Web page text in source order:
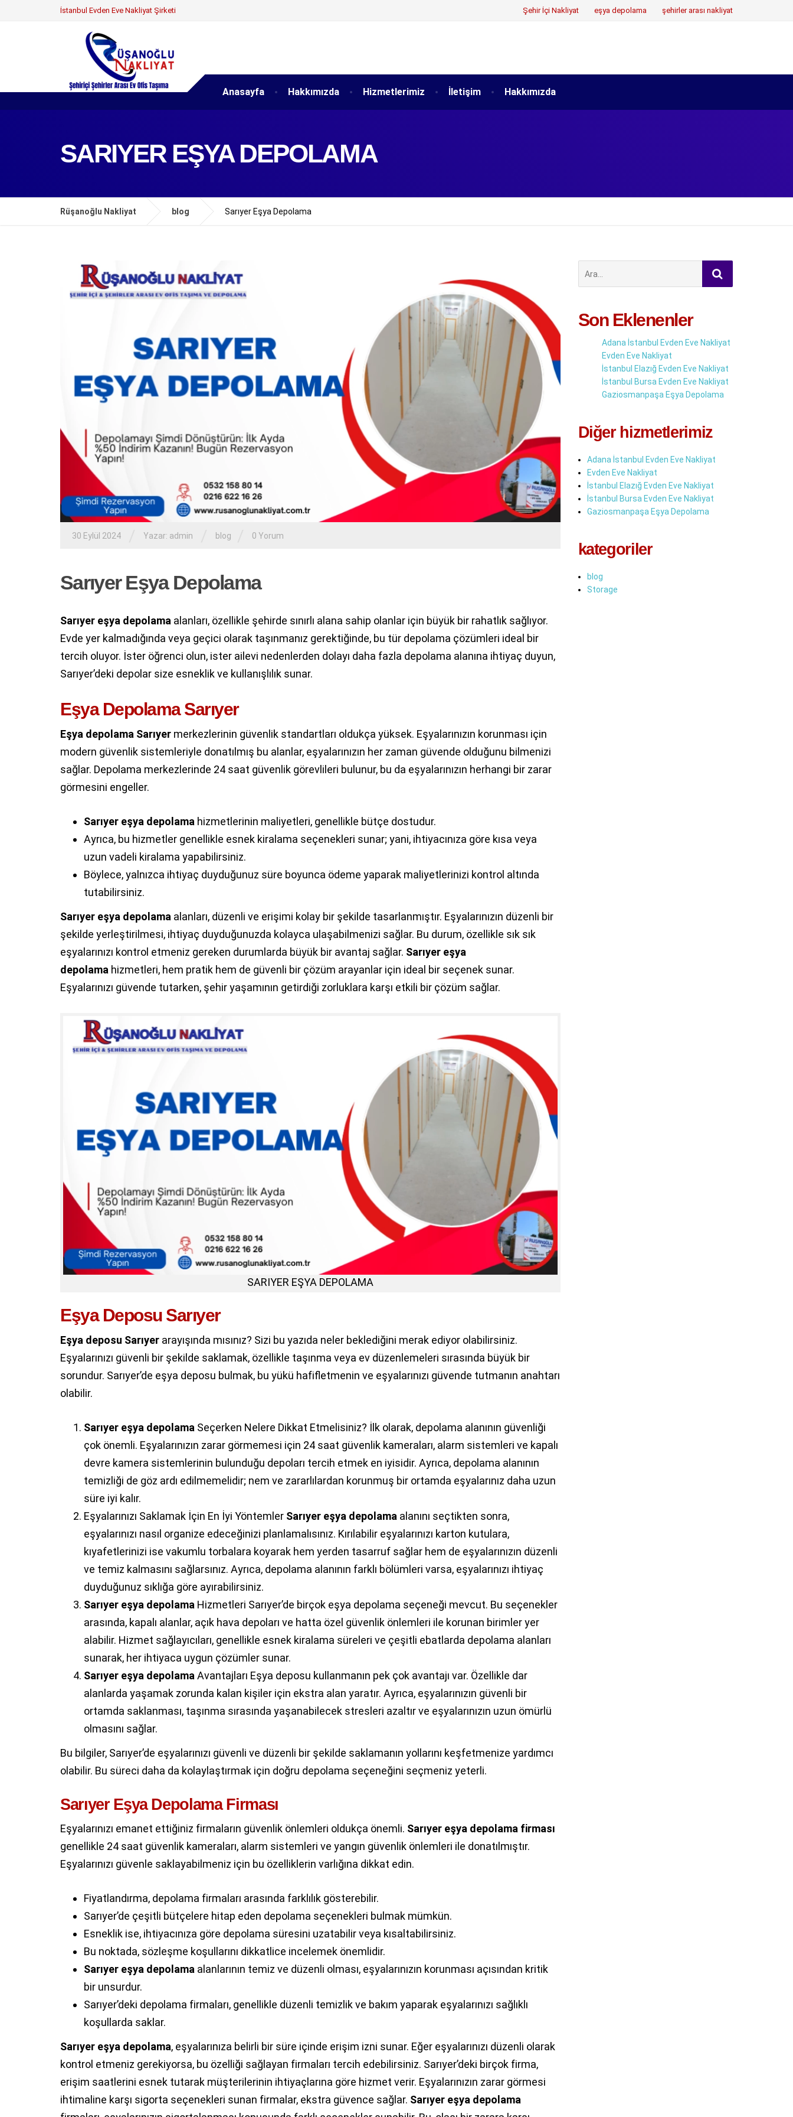
İstanbul Evden Eve Nakliyat Şirketi Şehir İçi Nakliyat eşya depolama şehirler arası nakliyat
Anasayfa Hakkımızda Hizmetlerimiz İletişim Hakkımızda
SARIYER EŞYA DEPOLAMA
Rüşanoğlu Nakliyat blog Sarıyer Eşya Depolama
30 Eylül 2024 Yazar: admin blog 0 Yorum
Sarıyer Eşya Depolama
Sarıyer eşya depolama alanları, özellikle şehirde sınırlı alana sahip olanlar için büyük bir rahatlık sağlıyor.
Evde yer kalmadığında veya geçici olarak taşınmanız gerektiğinde, bu tür depolama çözümleri ideal bir
tercih oluyor. İster öğrenci olun, ister ailevi nedenlerden dolayı daha fazla depolama alanına ihtiyaç duyun,
Sarıyer’deki depolar size esneklik ve kullanışlılık sunar.
Eşya Depolama Sarıyer
Eşya depolama Sarıyer merkezlerinin güvenlik standartları oldukça yüksek. Eşyalarınızın korunması için
modern güvenlik sistemleriyle donatılmış bu alanlar, eşyalarınızın her zaman güvende olduğunu bilmenizi
sağlar. Depolama merkezlerinde 24 saat güvenlik görevlileri bulunur, bu da eşyalarınızın herhangi bir zarar
görmesini engeller.
Sarıyer eşya depolama hizmetlerinin maliyetleri, genellikle bütçe dostudur.
Ayrıca, bu hizmetler genellikle esnek kiralama seçenekleri sunar; yani, ihtiyacınıza göre kısa veya
uzun vadeli kiralama yapabilirsiniz.
Böylece, yalnızca ihtiyaç duyduğunuz süre boyunca ödeme yaparak maliyetlerinizi kontrol altında
tutabilirsiniz.
Sarıyer eşya depolama alanları, düzenli ve erişimi kolay bir şekilde tasarlanmıştır. Eşyalarınızın düzenli bir
şekilde yerleştirilmesi, ihtiyaç duyduğunuzda kolayca ulaşabilmenizi sağlar. Bu durum, özellikle sık sık
eşyalarınızı kontrol etmeniz gereken durumlarda büyük bir avantaj sağlar. Sarıyer eşya
depolama hizmetleri, hem pratik hem de güvenli bir çözüm arayanlar için ideal bir seçenek sunar.
Eşyalarınızı güvende tutarken, şehir yaşamının getirdiği zorluklara karşı etkili bir çözüm sağlar.
SARIYER EŞYA DEPOLAMA
Eşya Deposu Sarıyer
Eşya deposu Sarıyer arayışında mısınız? Sizi bu yazıda neler beklediğini merak ediyor olabilirsiniz.
Eşyalarınızı güvenli bir şekilde saklamak, özellikle taşınma veya ev düzenlemeleri sırasında büyük bir
sorundur. Sarıyer’de eşya deposu bulmak, bu yükü hafifletmenin ve eşyalarınızı güvende tutmanın anahtarı
olabilir.
Sarıyer eşya depolama Seçerken Nelere Dikkat Etmelisiniz? İlk olarak, depolama alanının güvenliği
çok önemli. Eşyalarınızın zarar görmemesi için 24 saat güvenlik kameraları, alarm sistemleri ve kapalı
devre kamera sistemlerinin bulunduğu depoları tercih etmek en iyisidir. Ayrıca, depolama alanının
temizliği de göz ardı edilmemelidir; nem ve zararlılardan korunmuş bir ortamda eşyalarınız daha uzun
süre iyi kalır.
Eşyalarınızı Saklamak İçin En İyi Yöntemler Sarıyer eşya depolama alanını seçtikten sonra,
eşyalarınızı nasıl organize edeceğinizi planlamalısınız. Kırılabilir eşyalarınızı karton kutulara,
kıyafetlerinizi ise vakumlu torbalara koyarak hem yerden tasarruf sağlar hem de eşyalarınızın düzenli
ve temiz kalmasını sağlarsınız. Ayrıca, depolama alanının farklı bölümleri varsa, eşyalarınızı ihtiyaç
duyduğunuz sıklığa göre ayırabilirsiniz.
Sarıyer eşya depolama Hizmetleri Sarıyer’de birçok eşya depolama seçeneği mevcut. Bu seçenekler
arasında, kapalı alanlar, açık hava depoları ve hatta özel güvenlik önlemleri ile korunan birimler yer
alabilir. Hizmet sağlayıcıları, genellikle esnek kiralama süreleri ve çeşitli ebatlarda depolama alanları
sunarak, her ihtiyaca uygun çözümler sunar.
Sarıyer eşya depolama Avantajları Eşya deposu kullanmanın pek çok avantajı var. Özellikle dar
alanlarda yaşamak zorunda kalan kişiler için ekstra alan yaratır. Ayrıca, eşyalarınızın güvenli bir
ortamda saklanması, taşınma sırasında yaşanabilecek stresleri azaltır ve eşyalarınızın uzun ömürlü
olmasını sağlar.
Bu bilgiler, Sarıyer’de eşyalarınızı güvenli ve düzenli bir şekilde saklamanın yollarını keşfetmenize yardımcı
olabilir. Bu süreci daha da kolaylaştırmak için doğru depolama seçeneğini seçmeniz yeterli.
Sarıyer Eşya Depolama Firması
Eşyalarınızı emanet ettiğiniz firmaların güvenlik önlemleri oldukça önemli. Sarıyer eşya depolama firması
genellikle 24 saat güvenlik kameraları, alarm sistemleri ve yangın güvenlik önlemleri ile donatılmıştır.
Eşyalarınızı güvenle saklayabilmeniz için bu özelliklerin varlığına dikkat edin.
Fiyatlandırma, depolama firmaları arasında farklılık gösterebilir.
Sarıyer’de çeşitli bütçelere hitap eden depolama seçenekleri bulmak mümkün.
Esneklik ise, ihtiyacınıza göre depolama süresini uzatabilir veya kısaltabilirsiniz.
Bu noktada, sözleşme koşullarını dikkatlice incelemek önemlidir.
Sarıyer eşya depolama alanlarının temiz ve düzenli olması, eşyalarınızın korunması açısından kritik
bir unsurdur.
Sarıyer’deki depolama firmaları, genellikle düzenli temizlik ve bakım yaparak eşyalarınızı sağlıklı
koşullarda saklar.
Sarıyer eşya depolama, eşyalarınıza belirli bir süre içinde erişim izni sunar. Eğer eşyalarınızı düzenli olarak
kontrol etmeniz gerekiyorsa, bu özelliği sağlayan firmaları tercih edebilirsiniz. Sarıyer’deki birçok firma,
erişim saatlerini esnek tutarak müşterilerinin ihtiyaçlarına göre hizmet verir. Eşyalarınızın zarar görmesi
ihtimaline karşı sigorta seçenekleri sunan firmalar, ekstra güvence sağlar. Sarıyer eşya depolama
ara:
Son Eklenenler
Adana İstanbul Evden Eve Nakliyat
Evden Eve Nakliyat
İstanbul Elazığ Evden Eve Nakliyat
İstanbul Bursa Evden Eve Nakliyat
Gaziosmanpaşa Eşya Depolama
Diğer hizmetlerimiz
Adana İstanbul Evden Eve Nakliyat
Evden Eve Nakliyat
İstanbul Elazığ Evden Eve Nakliyat
İstanbul Bursa Evden Eve Nakliyat
Gaziosmanpaşa Eşya Depolama
kategoriler
blog
Storage